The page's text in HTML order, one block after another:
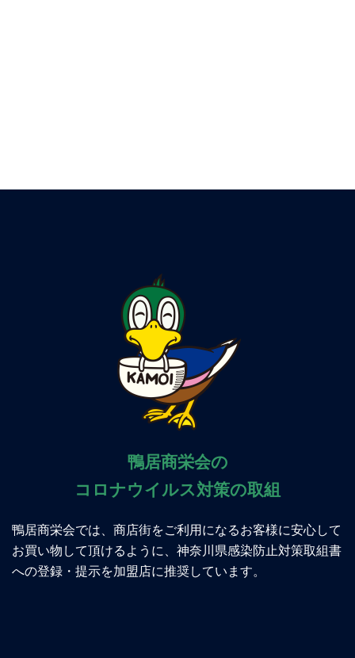
鴨居商栄会の
コロナウイルス対策の取組
鴨居商栄会では、商店街をご利用になるお客様に安心して
お買い物して頂けるように、神奈川県感染防止対策取組書
への登録・提示を加盟店に推奨しています。